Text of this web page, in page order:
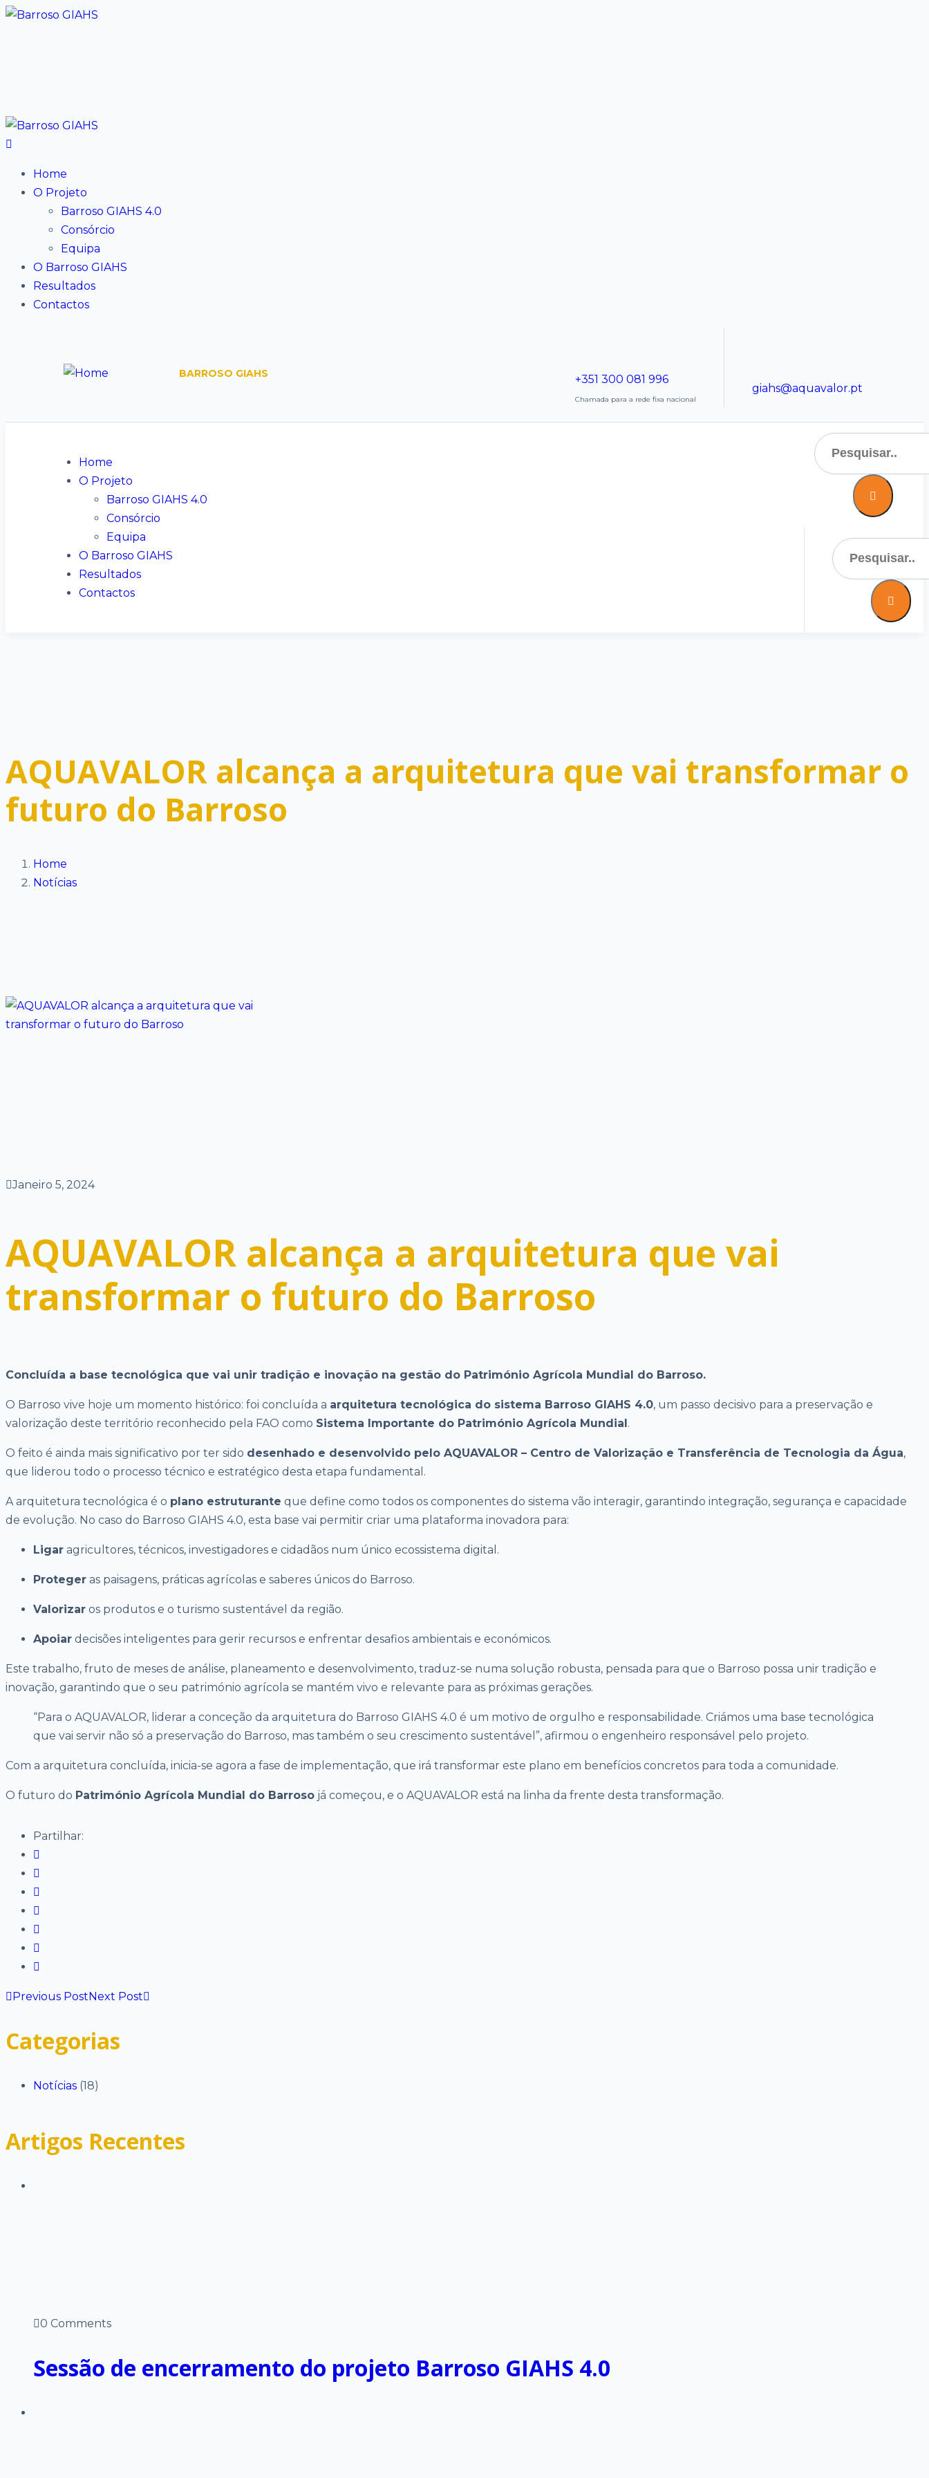
Home
O Projeto
Barroso GIAHS 4.0
Consórcio
Equipa
O Barroso GIAHS
Resultados
Contactos
BARROSO GIAHS +351 300 081 996
Chamada para a rede fixa nacional
giahs@aquavalor.pt
Home
O Projeto
Barroso GIAHS 4.0
Consórcio
Equipa
O Barroso GIAHS
Resultados
Contactos
AQUAVALOR alcança a arquitetura que vai transformar o
futuro do Barroso
Home
Notícias
Janeiro 5, 2024
AQUAVALOR alcança a arquitetura que vai
transformar o futuro do Barroso
Concluída a base tecnológica que vai unir tradição e inovação na gestão do Património Agrícola Mundial do Barroso.
O Barroso vive hoje um momento histórico: foi concluída a arquitetura tecnológica do sistema Barroso GIAHS 4.0, um passo decisivo para a preservação e
valorização deste território reconhecido pela FAO como Sistema Importante do Património Agrícola Mundial.
O feito é ainda mais significativo por ter sido desenhado e desenvolvido pelo AQUAVALOR – Centro de Valorização e Transferência de Tecnologia da Água,
que liderou todo o processo técnico e estratégico desta etapa fundamental.
A arquitetura tecnológica é o plano estruturante que define como todos os componentes do sistema vão interagir, garantindo integração, segurança e capacidade
de evolução. No caso do Barroso GIAHS 4.0, esta base vai permitir criar uma plataforma inovadora para:
Ligar agricultores, técnicos, investigadores e cidadãos num único ecossistema digital.
Proteger as paisagens, práticas agrícolas e saberes únicos do Barroso.
Valorizar os produtos e o turismo sustentável da região.
Apoiar decisões inteligentes para gerir recursos e enfrentar desafios ambientais e económicos.
Este trabalho, fruto de meses de análise, planeamento e desenvolvimento, traduz-se numa solução robusta, pensada para que o Barroso possa unir tradição e
inovação, garantindo que o seu património agrícola se mantém vivo e relevante para as próximas gerações.
“Para o AQUAVALOR, liderar a conceção da arquitetura do Barroso GIAHS 4.0 é um motivo de orgulho e responsabilidade. Criámos uma base tecnológica
que vai servir não só a preservação do Barroso, mas também o seu crescimento sustentável”, afirmou o engenheiro responsável pelo projeto.
Com a arquitetura concluída, inicia-se agora a fase de implementação, que irá transformar este plano em benefícios concretos para toda a comunidade.
O futuro do Património Agrícola Mundial do Barroso já começou, e o AQUAVALOR está na linha da frente desta transformação.
Partilhar:
Previous PostNext Post
Categorias
Notícias (18)
Artigos Recentes
0 Comments
Sessão de encerramento do projeto Barroso GIAHS 4.0